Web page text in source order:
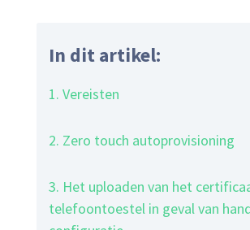
In dit artikel:
1. Vereisten
2. Zero touch autoprovisioning
3. Het uploaden van het
telefoontoestel in geval van